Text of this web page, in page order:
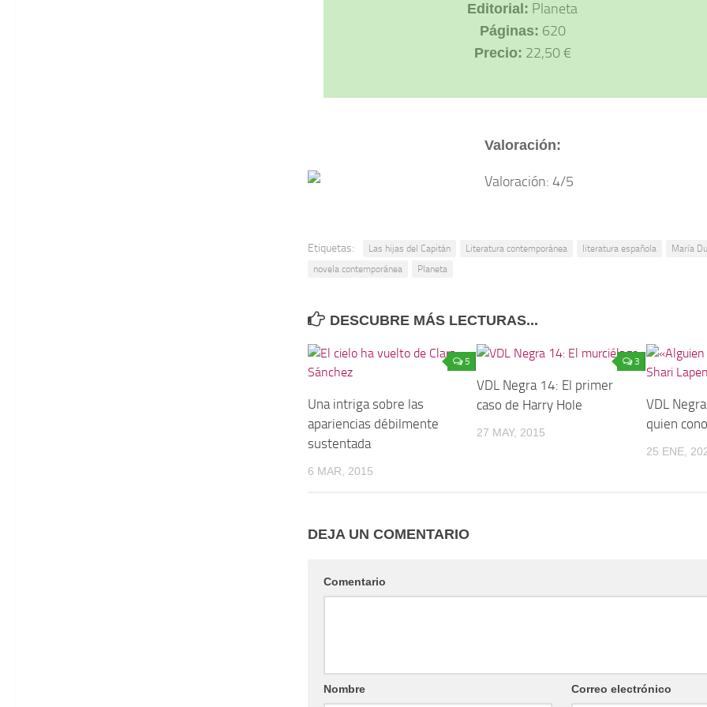
Editorial: Planeta
Páginas: 620
Precio: 22,50 €
Valoración:
Etiquetas: Las hijas del Capitán Literatura contemporánea literatura española
María
novela contemporánea
Planeta
DESCUBRE MÁS LECTURAS...
5
Una intriga sobre las
apariencias débilmente
sustentada
6 MAR, 2015
3
VDL Negra 14: El primer
caso de Harry Hole
27 MAY, 2015
VDL
quien
25 ENE,
DEJA UN COMENTARIO
Comentario
Nombre Correo electrónico